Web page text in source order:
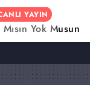
YAYIN
Yok Musun